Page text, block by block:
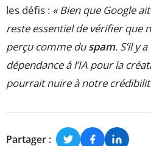
les défis : « Bien que Google
reste essentiel de vérifier que
perçu comme duspam. S’il y
dépendance à l’IA pour la
pourrait nuire à notre
Partager :